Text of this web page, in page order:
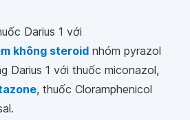
Darius 1 với
không steroid nhóm pyrazol
Darius 1 với thuốc miconazol,
, thuốc Cloramphenicol